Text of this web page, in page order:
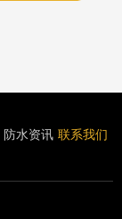
防水资讯 联系我们